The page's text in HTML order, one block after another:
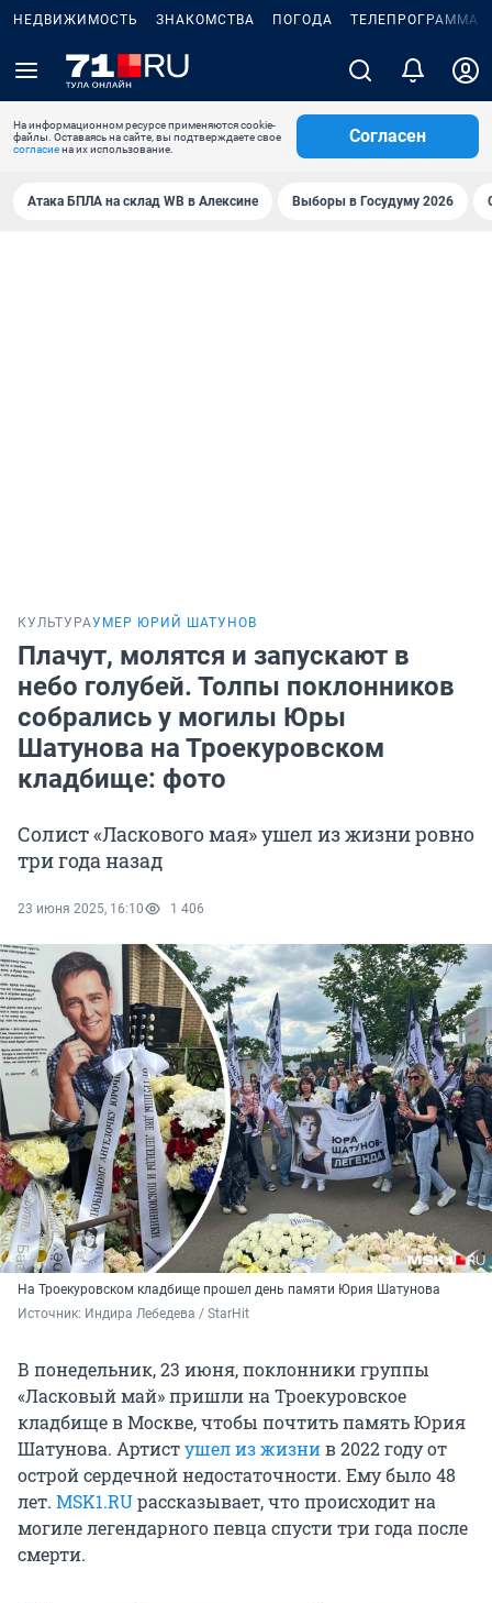
НЕДВИЖИМОСТЬ ЗНАКОМСТВА ПОГОДА ТЕЛЕПРОГРАММА
На информационном ресурсе применяются cookie-
файлы. Оставаясь на сайте, вы подтверждаете свое
согласиена их использование.
Согласен
Атака БПЛА на склад WB в Алексине Выборы в Госудуму 2026
КУЛЬТУРАУМЕР ЮРИЙ ШАТУНОВ
Плачут, молятся и запускают в
небо голубей. Толпы поклонников
собрались у могилы Юры
Шатунова на Троекуровском
кладбище: фото
Солист «Ласкового мая» ушел из жизни ровно
три года назад
23 июня 2025, 16:10 1 406
На Троекуровском кладбище прошел день памяти Юрия Шатунова
Источник: Индира Лебедева / StarHit
В понедельник, 23 июня, поклонники группы
«Ласковый май» пришли на Троекуровское
кладбище в Москве, чтобы почтить память Юрия
Шатунова. Артистушел из жизнив 2022 году от
острой сердечной недостаточности. Ему было 48
лет. MSK1.RUрассказывает, что происходит на
могиле легендарного певца спусти три года после
смерти.